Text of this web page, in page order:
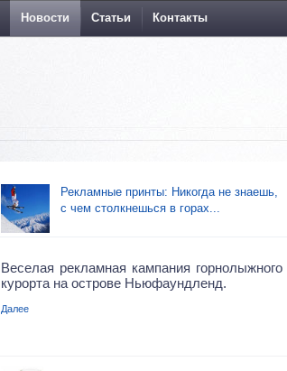
Новости Статьи Контакты
Рекламные принты: Никогда не знаешь,
с чем столкнешься в горах...
Веселая рекламная кампания горнолыжного
курорта на острове Ньюфаундленд.
Далее